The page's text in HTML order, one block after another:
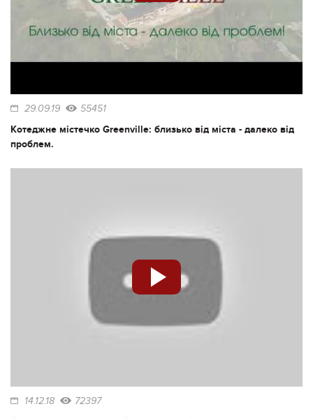
29.09.19 55451
Котеджне містечко Greenville: близько від міста - далеко від
проблем.
14.12.18 72397